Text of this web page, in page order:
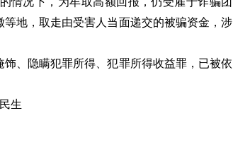
地，取走由受害人当面递交的被骗资金，涉
、隐瞒犯罪所得、犯罪所得收益罪，已被依
生